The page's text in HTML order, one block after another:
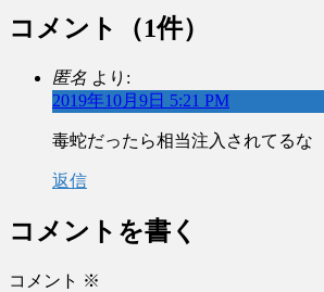
コメント （1件）
匿名 より:
2019年10月9日 5:21 PM
毒蛇だったら相当注入されてるな
返信
コメントを書く
コメント ※